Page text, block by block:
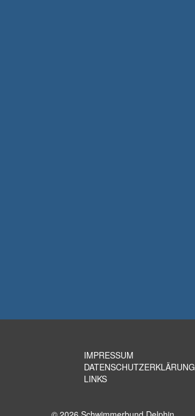
IMPRESSUM
DATENSCHUTZERKLÄRUNG
LINKS